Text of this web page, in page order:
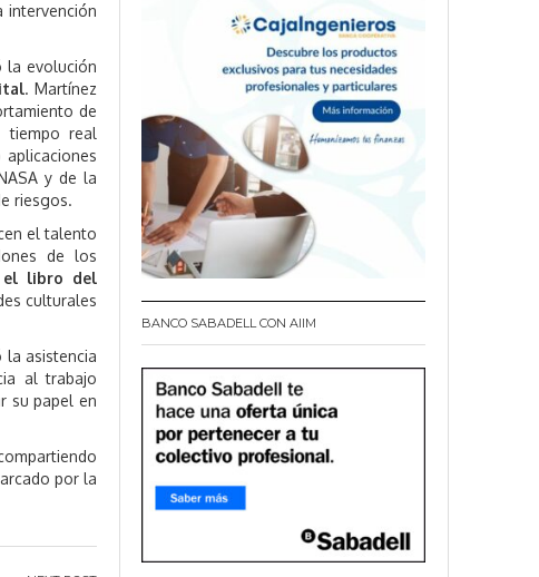
intervención
la evolución
. Martínez
de
tiempo real
y de la
riesgos.
el talento
de los
el libro del
culturales
la asistencia
al trabajo
su papel en
por la
BANCO SABADELL CON AIIM